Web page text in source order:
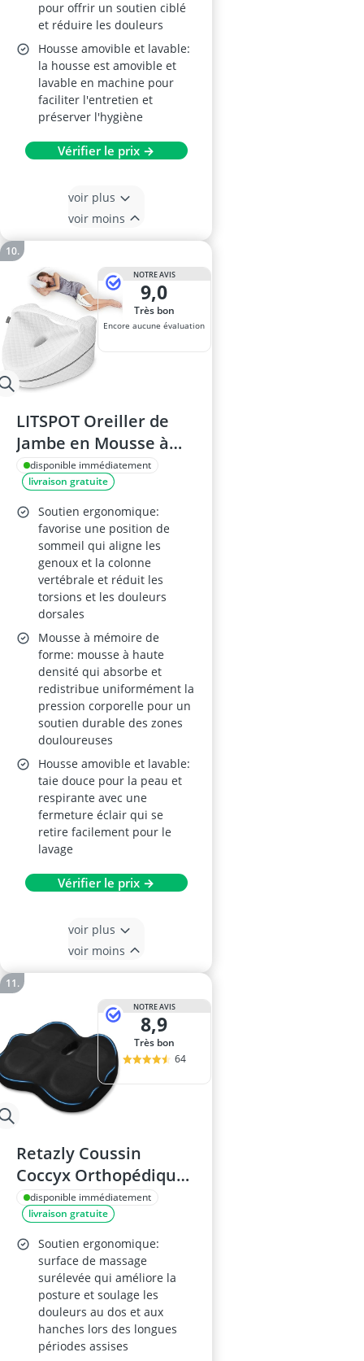
pour offrir un soutien ciblé
et réduire les douleurs
Housse amovible et lavable:
la housse est amovible et
lavable en machine pour
faciliter l'entretien et
préserver l'hygiène
Vérifier le prix →
voir plus
voir moins
NOTRE AVIS
9,0
Très bon
Encore aucune évaluation
LITSPOT Oreiller de
Jambe en Mousse à
Mémoire 26x28x17 cm
disponible immédiatement
livraison gratuite
Soutien ergonomique:
favorise une position de
sommeil qui aligne les
genoux et la colonne
vertébrale et réduit les
torsions et les douleurs
dorsales
Mousse à mémoire de
forme: mousse à haute
densité qui absorbe et
redistribue uniformément la
pression corporelle pour un
soutien durable des zones
douloureuses
Housse amovible et lavable:
taie douce pour la peau et
respirante avec une
fermeture éclair qui se
retire facilement pour le
lavage
Vérifier le prix →
voir plus
voir moins
NOTRE AVIS
8,9
Très bon
64
Retazly Coussin
Coccyx Orthopédique
en Mousse à Mémoire
– Antidérapant, pour
Voiture/Bureau/Gami
ng, Noir
disponible immédiatement
livraison gratuite
Soutien ergonomique:
surface de massage
surélevée qui améliore la
posture et soulage les
douleurs au dos et aux
hanches lors des longues
périodes assises